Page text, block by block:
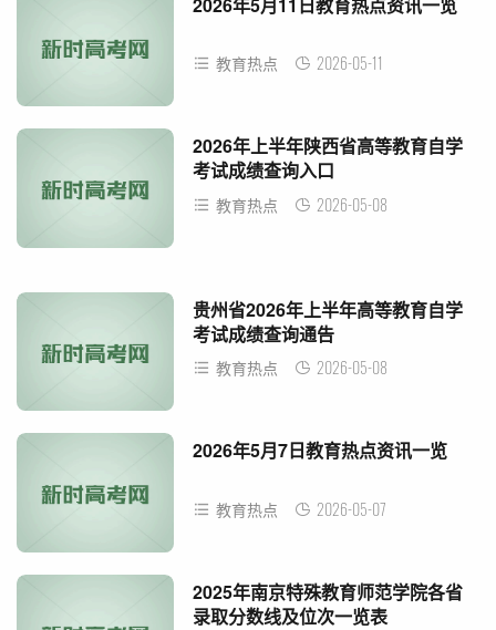
教育热点 2026-05-11
2026年上半年陕西省高等教育自学
考试成绩查询入口
教育热点 2026-05-08
贵州省2026年上半年高等教育自学
考试成绩查询通告
教育热点 2026-05-08
2026年5月7日教育热点资讯一览
教育热点 2026-05-07
2025年南京特殊教育师范学院各省
录取分数线及位次一览表